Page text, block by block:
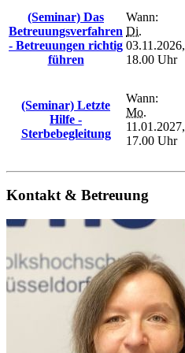
(Seminar) Das
Betreuungsverfahren
- Betreuungen richtig
führen
Wann:
Di.
03.11.2026,
18.00 Uhr
(Seminar) Letzte
Hilfe -
Sterbebegleitung
Wann:
Mo.
11.01.2027,
17.00 Uhr
Kontakt & Betreuung